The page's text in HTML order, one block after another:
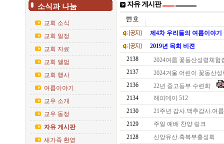
소식과 나눔
교회 소식
교회 일정
교회 자료
교회 앨범
교회 행사
여름이야기
교우 소개
교우 동정
자유 게시판
새가족 환영
자유 게시판
제4차 우리들의 여름이야기
2019년 목회 비젼
2138
2024여름 꽃동산성령체
2137
2024겨울 어린이 꽃동산
2136
22년 중고등부 수련회
2134
해피데이 512
2130
21주년 감사.맥추감사.여
2129
주일 예배 찬양 링크
2128
신앙유산.축복부흥성회